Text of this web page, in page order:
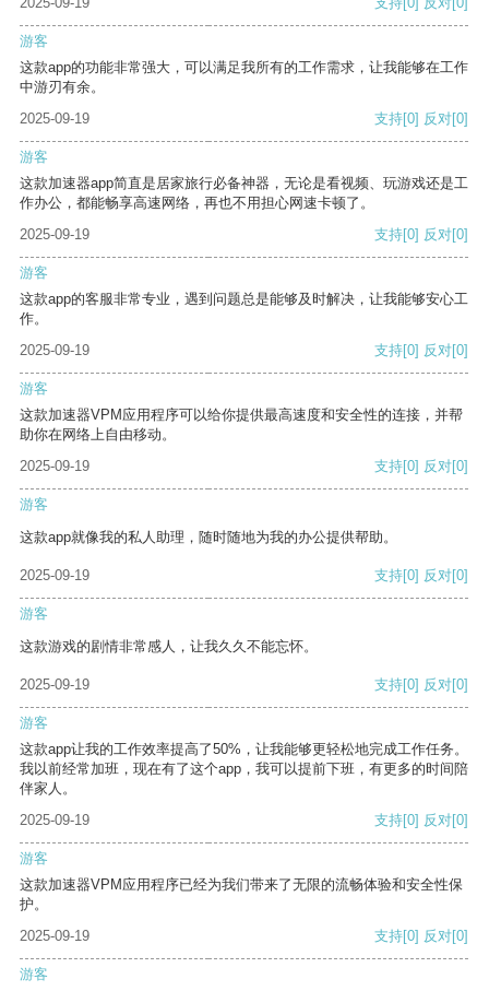
游客
这款app的功能非常强大，可以满足我所有的工作需求，让我能够在工作
中游刃有余。
2025-09-19
支持[0] 反对[0]
游客
这款加速器app简直是居家旅行必备神器，无论是看视频、玩游戏还是工
作办公，都能畅享高速网络，再也不用担心网速卡顿了。
2025-09-19
支持[0] 反对[0]
游客
这款app的客服非常专业，遇到问题总是能够及时解决，让我能够安心工
作。
2025-09-19
支持[0] 反对[0]
游客
这款加速器VPM应用程序可以给你提供最高速度和安全性的连接，并帮
助你在网络上自由移动。
2025-09-19
支持[0] 反对[0]
游客
这款app就像我的私人助理，随时随地为我的办公提供帮助。
2025-09-19 支持[0] 反对[0]
游客
这款游戏的剧情非常感人，让我久久不能忘怀。
2025-09-19 支持[0] 反对[0]
游客
这款app让我的工作效率提高了50%，让我能够更轻松地完成工作任务。
我以前经常加班，现在有了这个app，我可以提前下班，有更多的时间陪
伴家人。
2025-09-19
支持[0] 反对[0]
游客
这款加速器VPM应用程序已经为我们带来了无限的流畅体验和安全性保
护。
2025-09-19
支持[0] 反对[0]
游客